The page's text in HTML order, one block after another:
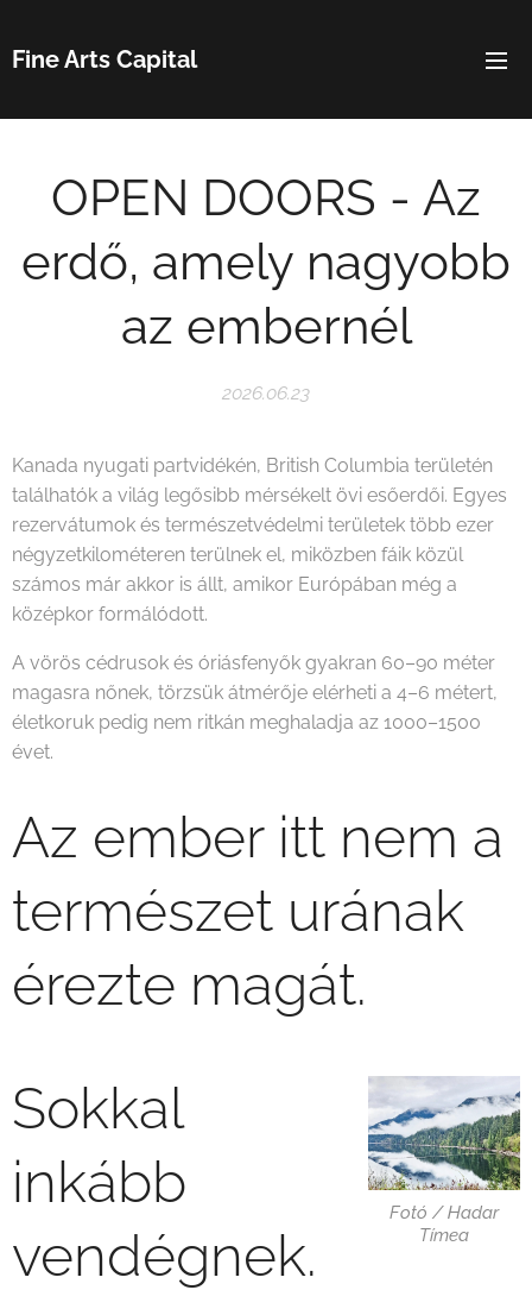
Fine Arts Capital
OPEN DOORS - Az
erdő, amely nagyobb
az embernél
2026.06.23
Kanada nyugati partvidékén, British Columbia területén
találhatók a világ legősibb mérsékelt övi esőerdői. Egyes
rezervátumok és természetvédelmi területek több ezer
négyzetkilométeren terülnek el, miközben fáik közül
számos már akkor is állt, amikor Európában még a
középkor formálódott.
A vörös cédrusok és óriásfenyők gyakran 60–90 méter
magasra nőnek, törzsük átmérője elérheti a 4–6 métert,
életkoruk pedig nem ritkán meghaladja az 1000–1500
évet.
Az ember itt nem a
természet urának
érezte magát.
Fotó / Hadar
Tímea
Sokkal
inkább
vendégnek.